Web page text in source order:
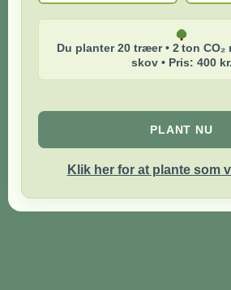
Du planter 20 træer • 2 ton CO₂
skov • Pris: 400 kr.
PLANT NU
Klik her for at plante som